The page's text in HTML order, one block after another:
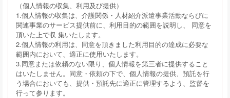
（個人情報の収集、利用及び提供）
1.個人情報の収集は、介護関係・人材紹介派遣事業活動ならびに
関連事業のサービス提供前に、利用目的の範囲を説明し、 同意を
頂いた上で収 集いたします。
2.個人情報の利用は、同意を頂きました利用目的の達成に必要な
範囲内において、適正に使用いたします。
3.同意または依頼のない限り、個人情報を第三者に提供すること
はいたしません。同意・依頼の下で、個人情報の提供、預託を行
う場合においても、提供・預託先に適正に管理するよう、監督を
行って参ります。